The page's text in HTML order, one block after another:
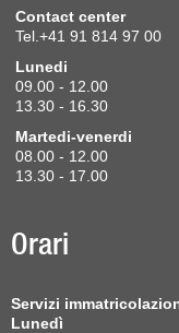
Contact center
Tel.+41 91 814 97 00
Lunedi
09.00 - 12.00
13.30 - 16.30
Martedi-venerdi
08.00 - 12.00
13.30 - 17.00
Orari
Servizi
Lunedì